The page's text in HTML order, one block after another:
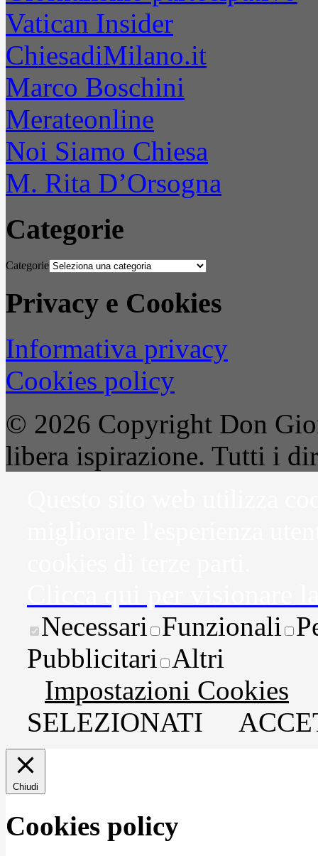
Vatican Insider
ChiesadiMilano.it
Marco Boschini
Merateonline
Noi Siamo Chiesa
M. Rita D’Orsogna
Categorie
Categorie
Privacy e Cookies
Informativa privacy
Cookies policy
© 2026 Copyright Don
libera ispirazione. Tutti i
Necessari Funzionali
Pubblicitari Altri
Impostazioni Cookies
SELEZIONATI
Chiudi
Cookies policy